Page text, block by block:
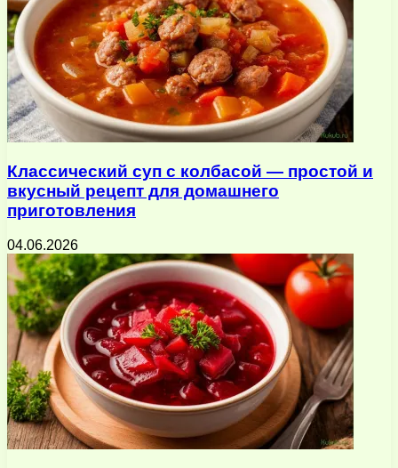
Классический суп с колбасой — простой и
вкусный рецепт для домашнего
приготовления
04.06.2026